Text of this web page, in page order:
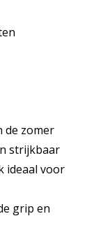
de zomer
strijkbaar
ideaal voor
grip en